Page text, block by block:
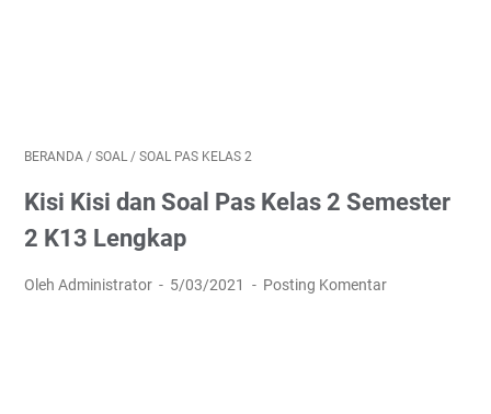
BERANDA / SOAL / SOAL PAS KELAS 2
Kisi Kisi dan Soal Pas Kelas 2 Semester
2 K13 Lengkap
Oleh Administrator 5/03/2021 Posting Komentar